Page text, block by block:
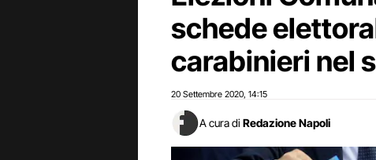
schede
carabinieri nel
20 Settembre 2020 14:15
A cura di Redazione Napoli